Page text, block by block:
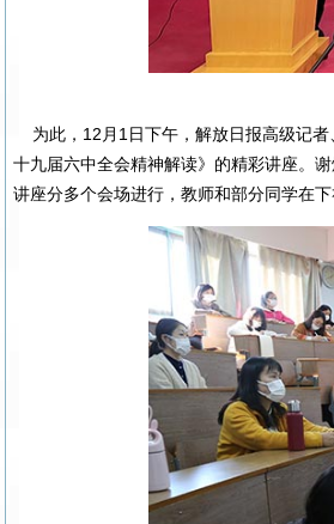
为此，12月1日下午，解放日报高级记
十九届六中全会精神解读》的精彩讲座。
讲座分多个会场进行，教师和部分同学在